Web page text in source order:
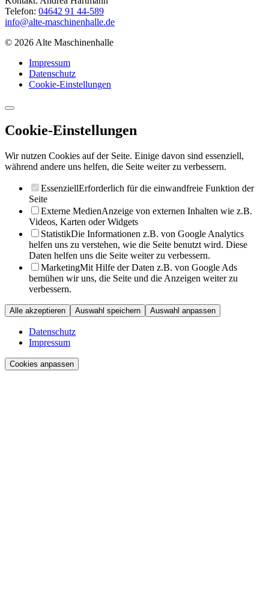
Telefon: 04642 91 44-589
info@alte-maschinenhalle.de
© 2026 Alte Maschinenhalle
Impressum
Datenschutz
Cookie-Einstellungen
Cookie-Einstellungen
Wir nutzen Cookies auf der Seite. Einige davon sind essenziell,
während andere uns helfen, die Seite weiter zu verbessern.
EssenziellErforderlich für die einwandfreie Funktion der
Seite
Externe MedienAnzeige von externen Inhalten wie z.B.
Videos, Karten oder Widgets
StatistikDie Informationen z.B. von Google Analytics
helfen uns zu verstehen, wie die Seite benutzt wird. Diese
Daten helfen uns die Seite weiter zu verbessern.
MarketingMit Hilfe der Daten z.B. von Google Ads
bemühen wir uns, die Seite und die Anzeigen weiter zu
verbessern.
Alle akzeptieren Auswahl speichern Auswahl anpassen
Datenschutz
Impressum
Cookies anpassen